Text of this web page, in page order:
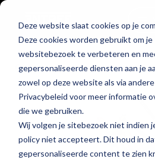
Deze website slaat cookies op je
Deze cookies worden gebruikt om je
websitebezoek te verbeteren en
gepersonaliseerde diensten aan je
zowel op deze website als via
Privacybeleid voor meer informatie
die we gebruiken.
Wij volgen je sitebezoek niet indien
policy niet accepteert. Dit houd in
gepersonaliseerde content te zien
Culinair & chefs